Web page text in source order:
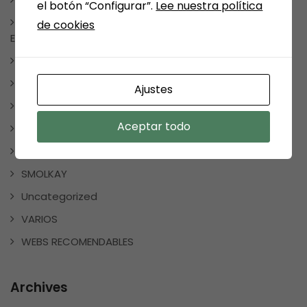
NOTICIAS, FRASES, CURIOSIDADES, EVENTOS, DÍAS
ESPECIALES
NUESTRAS SELECCIONES POR TEMAS
REDES SOCIALES
SMOLKAY
Uncategorized
VARIOS
WEBS RECOMENDABLES
Archives
el botón “Configurar”. Lee nuestra política
de cookies
Ajustes
Aceptar todo